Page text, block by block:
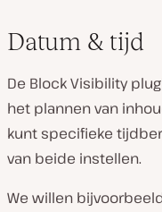
Datum & tijd
De Block Visibility
het plannen van
kunt specifieke
van beide instellen.
We willen